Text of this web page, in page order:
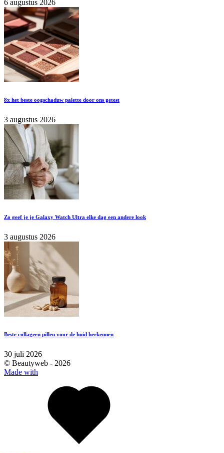
6 augustus 2026
8x het beste oogschaduw palette door ons getest
3 augustus 2026
Zo geef je je Galaxy Watch Ultra elke dag een andere look
3 augustus 2026
Beste collageen pillen voor de huid herkennen
30 juli 2026
© Beautyweb - 2026
Made with